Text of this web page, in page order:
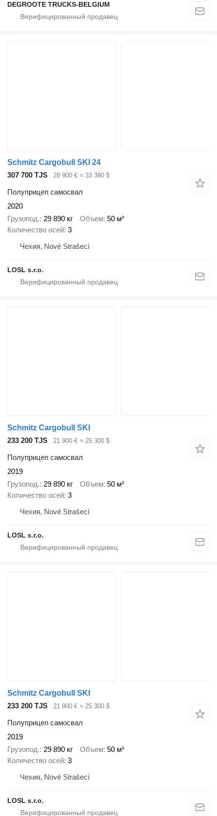
DEGROOTE TRUCKS-BELGIUM
Schmitz Cargobull SKI 24
307 700 TJS
28 900 € ≈ 33 390 $
Полуприцеп самосвал
2020
Грузопод. 29 890 кг Объем 50 м³
Количество осей 3
Чехия, Nové Strašecí
LOSL s.r.o.
Schmitz Cargobull SKI
233 200 TJS
21 900 € ≈ 25 300 $
Полуприцеп самосвал
2019
Грузопод. 29 890 кг Объем 50 м³
Количество осей 3
Чехия, Nové Strašecí
LOSL s.r.o.
Schmitz Cargobull SKI
233 200 TJS
21 900 € ≈ 25 300 $
Полуприцеп самосвал
2019
Грузопод. 29 890 кг Объем 50 м³
Количество осей 3
Чехия, Nové Strašecí
LOSL s.r.o.